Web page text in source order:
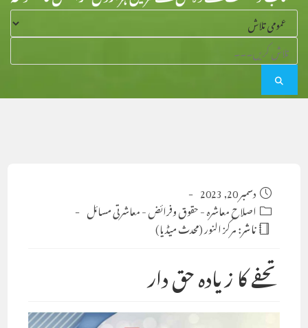
Post
published:
دسمبر 20, 2023
Post
category:
اصلاح معاشرہ-حقوق وفرائض-معاشرتی مسائل
ناشر:مرکز النور (محدث میڈیا)
تحفے کا زیادہ حق دار